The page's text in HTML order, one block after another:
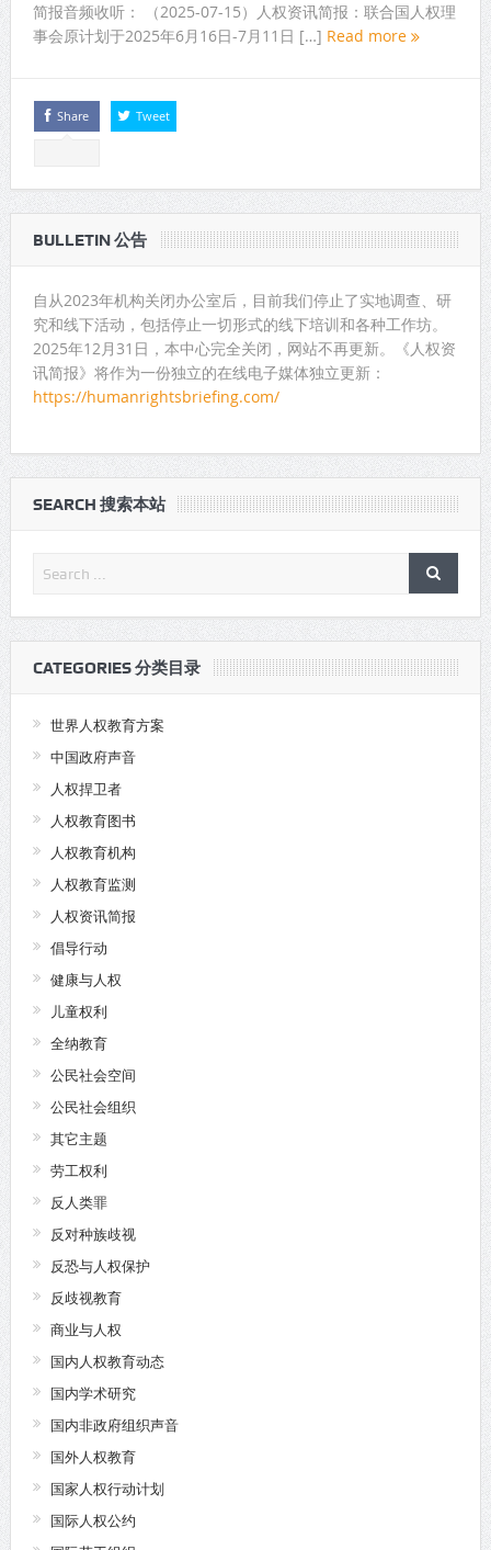
简报音频收听： （2025-07-15）人权资讯简报：联合国人权理
事会原计划于2025年6月16日-7月11日 […] Read more
Share Tweet
BULLETIN 公告
自从2023年机构关闭办公室后，目前我们停止了实地调查、研
究和线下活动，包括停止一切形式的线下培训和各种工作坊。
2025年12月31日，本中心完全关闭，网站不再更新。《人权资
讯简报》将作为一份独立的在线电子媒体独立更新：
https://humanrightsbriefing.com/
SEARCH 搜索本站
CATEGORIES 分类目录
世界人权教育方案
中国政府声音
人权捍卫者
人权教育图书
人权教育机构
人权教育监测
人权资讯简报
倡导行动
健康与人权
儿童权利
全纳教育
公民社会空间
公民社会组织
其它主题
劳工权利
反人类罪
反对种族歧视
反恐与人权保护
反歧视教育
商业与人权
国内人权教育动态
国内学术研究
国内非政府组织声音
国外人权教育
国家人权行动计划
国际人权公约